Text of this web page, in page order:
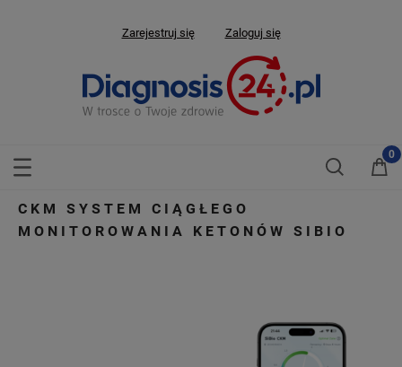
Zarejestruj się Zaloguj się
CKM SYSTEM CIĄGŁEGO
MONITOROWANIA KETONÓW SIBIO